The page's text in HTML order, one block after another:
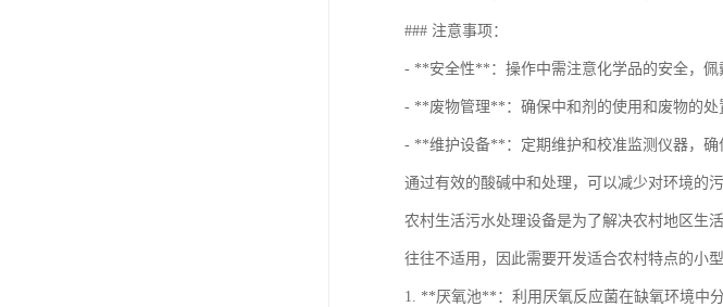
### 注意事项：
- **安全性**：操作中需注意化学品的安全，佩
- **废物管理**：确保中和剂的使用和废物的处
- **维护设备**：定期维护和校准监测仪器，确
通过有效的酸碱中和处理，可以减少对环境的
农村生活污水处理设备是为了解决农村地区生
往往不适用，因此需要开发适合农村特点的小
1. **厌氧池**：利用厌氧反应菌在缺氧环境中